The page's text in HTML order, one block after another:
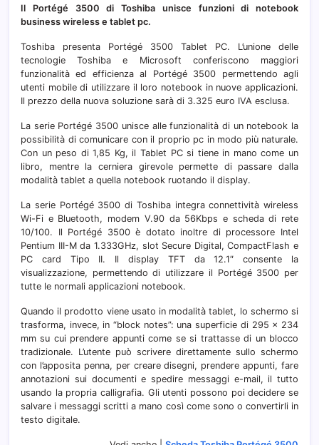
Il Portégé 3500 di Toshiba unisce funzioni di notebook
business wireless e tablet pc.
Toshiba presenta Portégé 3500 Tablet PC. L’unione delle
tecnologie Toshiba e Microsoft conferiscono maggiori
funzionalità ed efficienza al Portégé 3500 permettendo agli
utenti mobile di utilizzare il loro notebook in nuove applicazioni.
Il prezzo della nuova soluzione sarà di 3.325 euro IVA esclusa.
La serie Portégé 3500 unisce alle funzionalità di un notebook la
possibilità di comunicare con il proprio pc in modo più naturale.
Con un peso di 1,85 Kg, il Tablet PC si tiene in mano come un
libro, mentre la cerniera girevole permette di passare dalla
modalità tablet a quella notebook ruotando il display.
La serie Portégé 3500 di Toshiba integra connettività wireless
Wi-Fi e Bluetooth, modem V.90 da 56Kbps e scheda di rete
10/100. Il Portégé 3500 è dotato inoltre di processore Intel
Pentium III-M da 1.333GHz, slot Secure Digital, CompactFlash e
PC card Tipo II. Il display TFT da 12.1″ consente la
visualizzazione, permettendo di utilizzare il Portégé 3500 per
tutte le normali applicazioni notebook.
Quando il prodotto viene usato in modalità tablet, lo schermo si
trasforma, invece, in “block notes”: una superficie di 295 x 234
mm su cui prendere appunti come se si trattasse di un blocco
tradizionale. L’utente può scrivere direttamente sullo schermo
con l’apposita penna, per creare disegni, prendere appunti, fare
annotazioni sui documenti e spedire messaggi e-mail, il tutto
usando la propria calligrafia. Gli utenti possono poi decidere se
salvare i messaggi scritti a mano così come sono o convertirli in
testo digitale.